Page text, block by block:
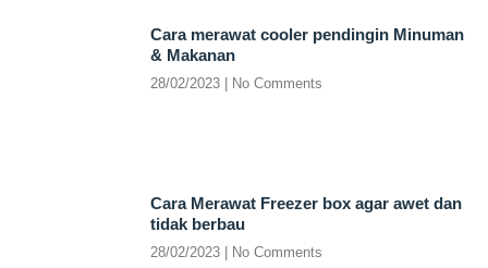
Cara merawat cooler pendingin Minuman
& Makanan
28/02/2023 No Comments
Cara Merawat Freezer box agar awet dan
tidak berbau
28/02/2023 No Comments